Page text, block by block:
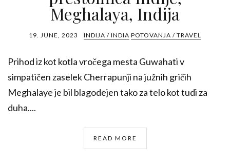
Meghalaya, Indija
19. JUNE, 2023 INDIJA / INDIA POTOVANJA / TRAVEL
Prihod iz kot kotla vročega mesta Guwahati v
simpatičen zaselek Cherrapunji na južnih gričih
Meghalaye je bil blagodejen tako za telo kot tudi za
duha....
READ MORE